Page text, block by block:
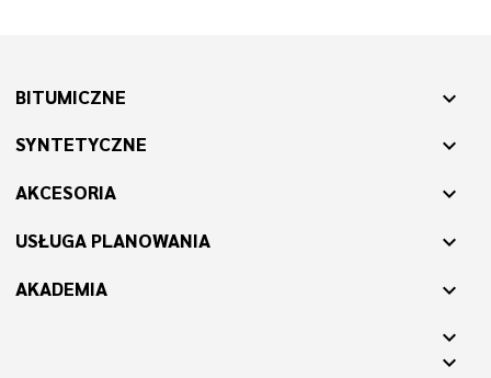
BITUMICZNE expand_more
SYNTETYCZNE expand_more
AKCESORIA expand_more
USŁUGA PLANOWANIA expand_more
AKADEMIA
expand_more
expand_more
expand_more